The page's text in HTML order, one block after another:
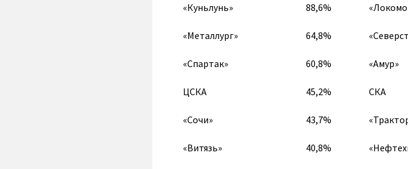
«Куньлунь» 88,6%
«Металлург» 64,8%
«Спартак» 60,8% «Амур»
ЦСКА 45,2% СКА
«Сочи» 43,7%
«Витязь» 40,8%